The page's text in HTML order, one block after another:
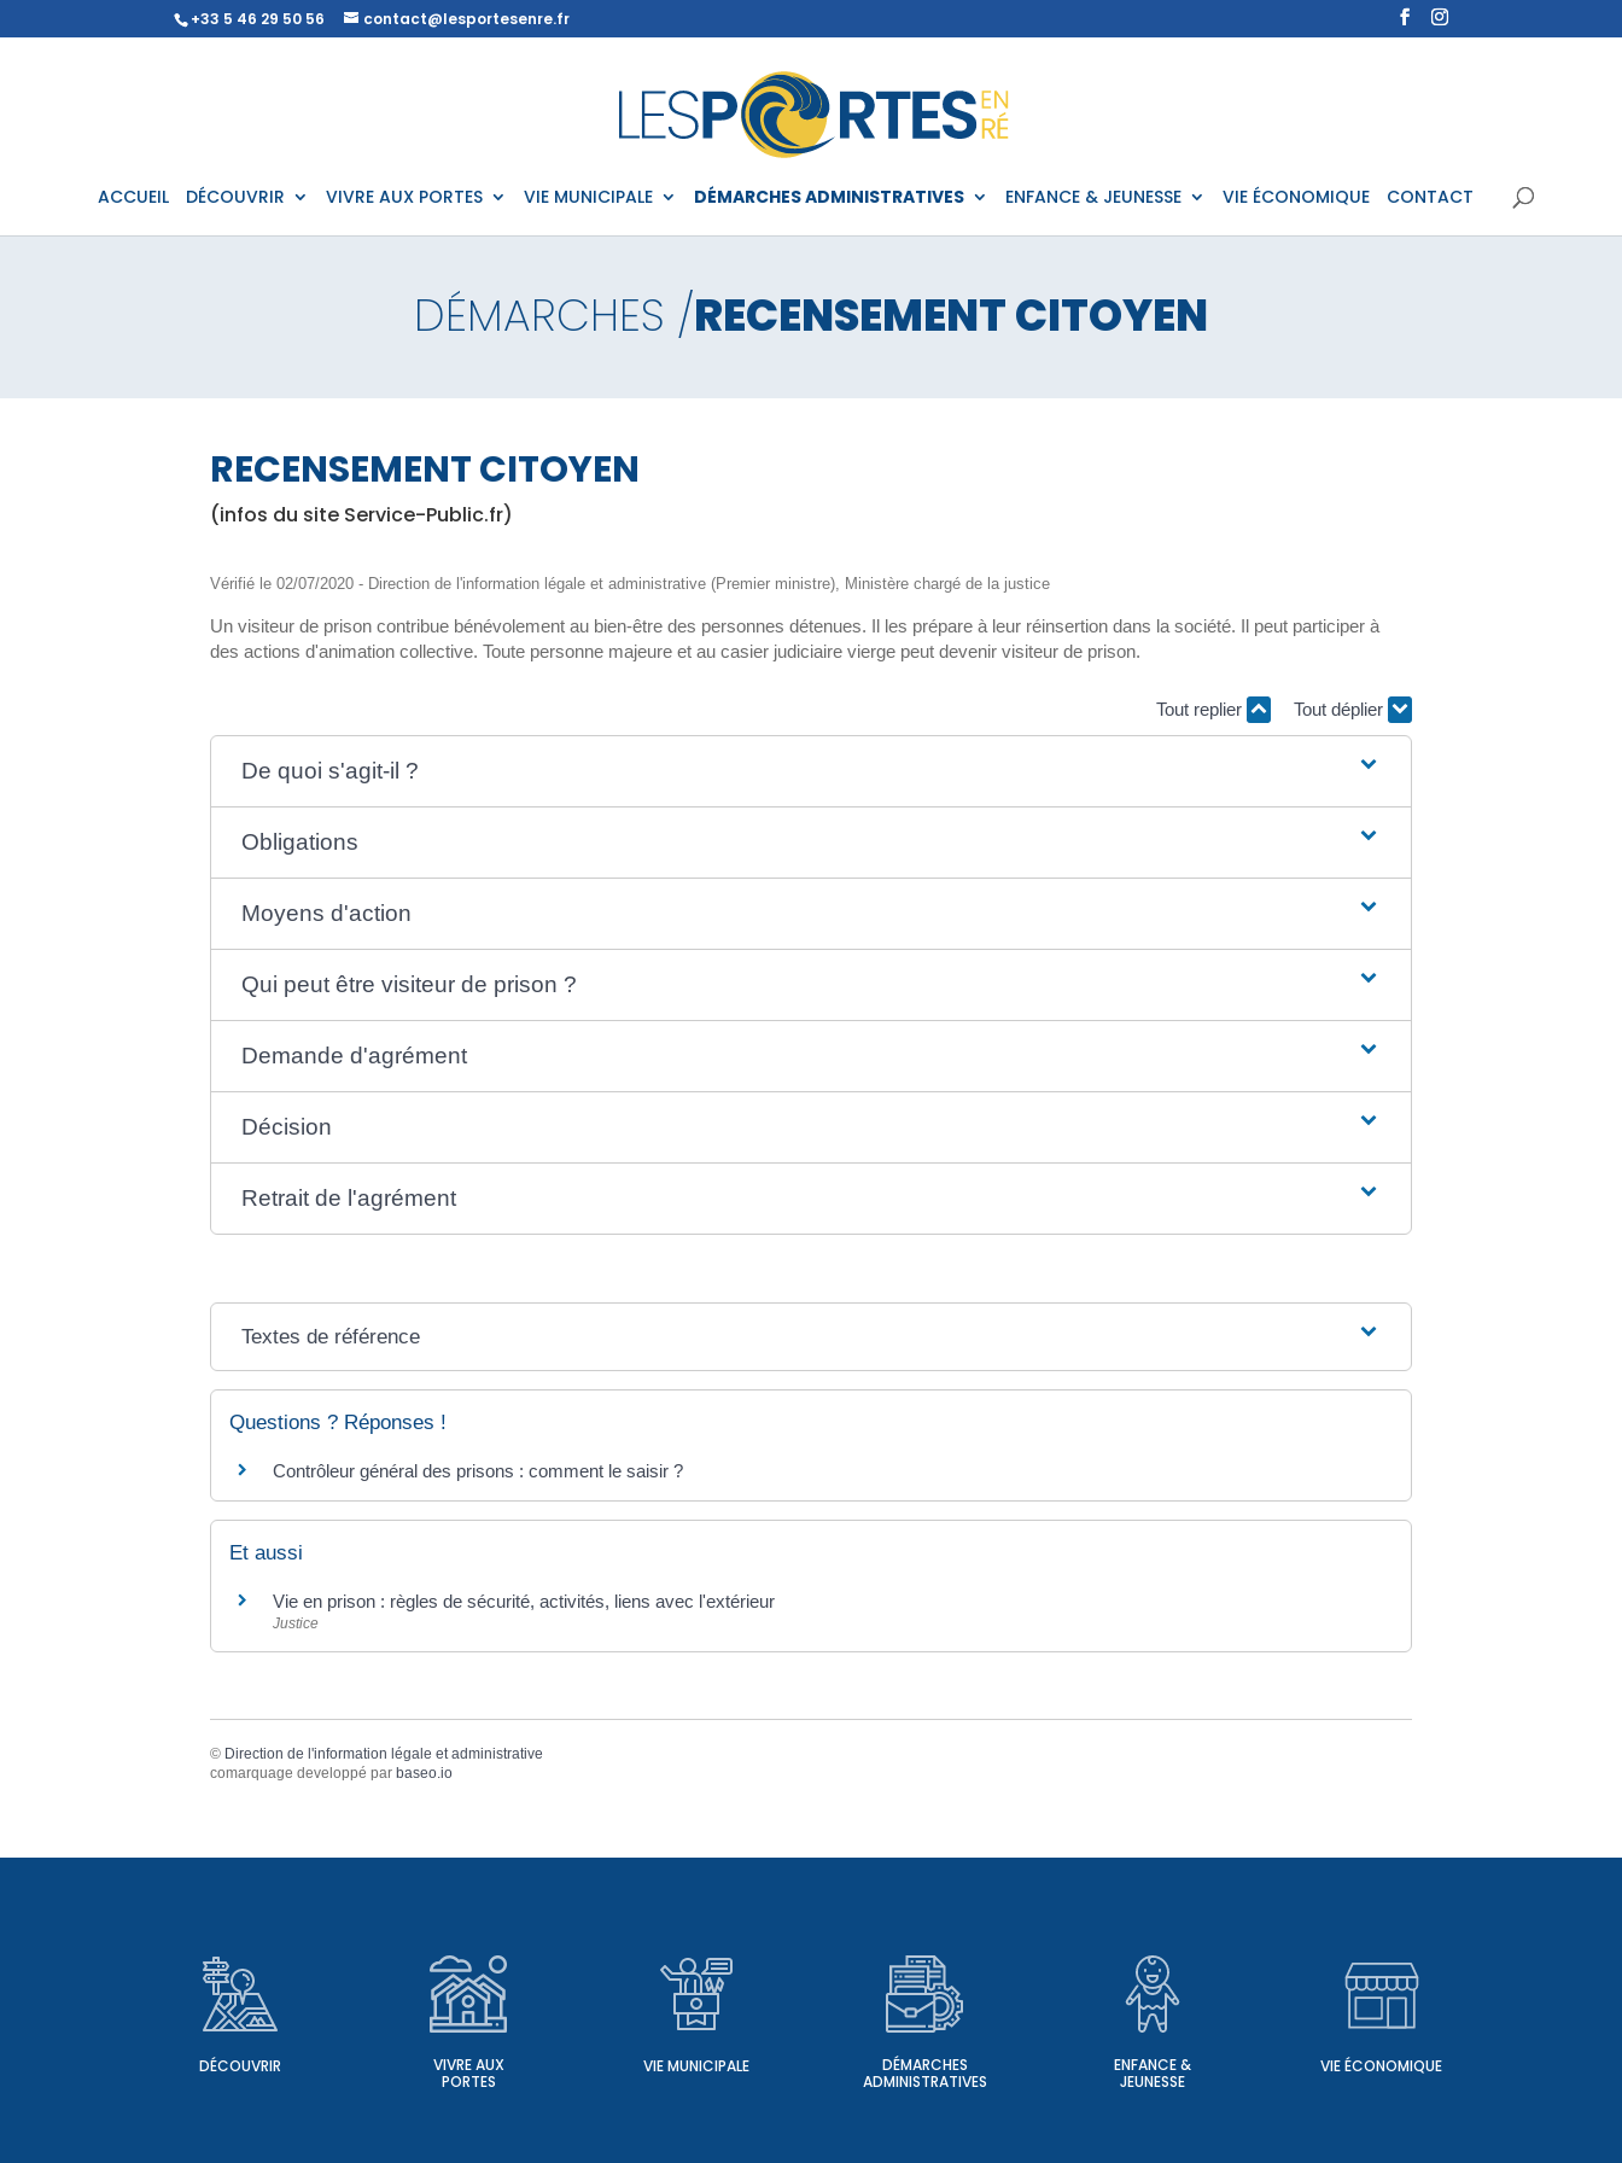
+33 5 46 29 50 56 contact@lesportesenre.fr
ACCUEIL DÉCOUVRIR VIVRE AUX PORTES VIE MUNICIPALE DÉMARCHES ADMINISTRATIVES ENFANCE & JEUNESSE VIE ÉCONOMIQUE CONTACT
DÉMARCHES /RECENSEMENT CITOYEN
RECENSEMENT CITOYEN
(infos du site Service-Public.fr)
Vérifié le 02/07/2020 - Direction de l'information légale et administrative (Premier ministre), Ministère chargé de la justice
Un visiteur de prison contribue bénévolement au bien-être des personnes détenues. Il les prépare à leur réinsertion dans la société. Il peut participer à
des actions d'animation collective. Toute personne majeure et au casier judiciaire vierge peut devenir visiteur de prison.
Tout replier Tout déplier
De quoi s'agit-il ?
Obligations
Moyens d'action
Qui peut être visiteur de prison ?
Demande d'agrément
Décision
Retrait de l'agrément
Textes de référence
Questions ? Réponses !
Contrôleur général des prisons : comment le saisir ?
Et aussi
Vie en prison : règles de sécurité, activités, liens avec l'extérieur
Justice
© Direction de l'information légale et administrative
comarquage developpé parbaseo.io
DÉCOUVRIR
VIVRE AUX
PORTES
VIE MUNICIPALE
DÉMARCHES
ADMINISTRATIVES
ENFANCE &
JEUNESSE
VIE ÉCONOMIQUE